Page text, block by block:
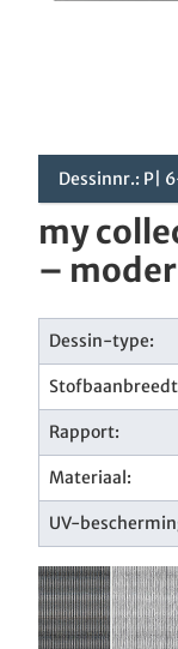
Dessinnr.: P|
my
–
Dessin-type:
Rapport:
Materiaal:
UV-